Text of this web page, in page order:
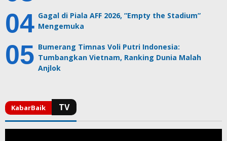
Gagal di Piala AFF 2026, ”Empty the Stadium”
Mengemuka
Bumerang Timnas Voli Putri Indonesia:
Tumbangkan Vietnam, Ranking Dunia Malah
Anjlok